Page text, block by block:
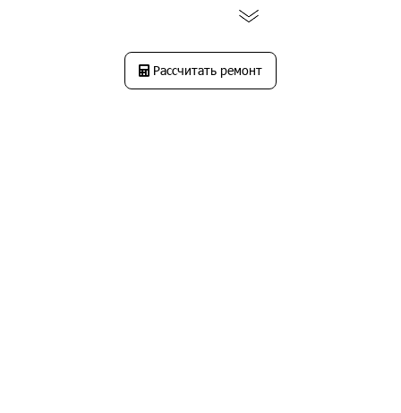
Рассчитать ремонт